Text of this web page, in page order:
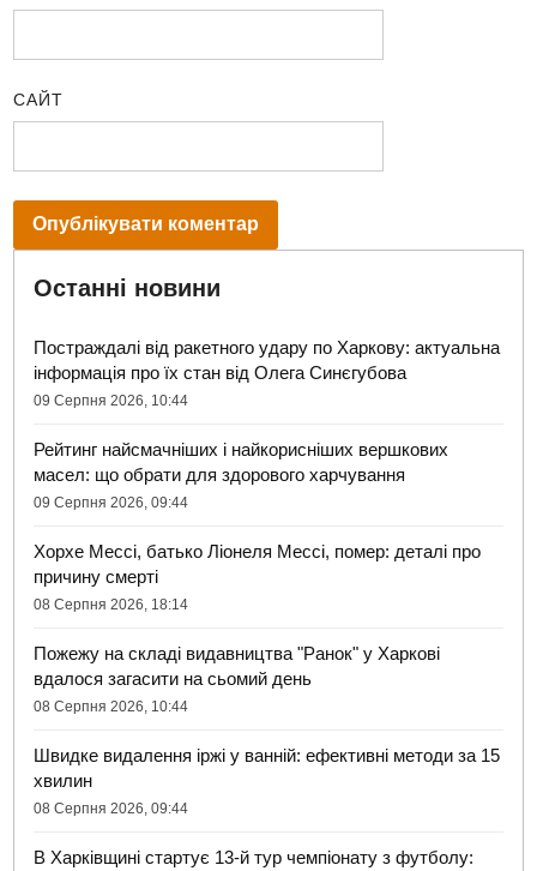
САЙТ
Останні новини
Постраждалі від ракетного удару по Харкову: актуальна
інформація про їх стан від Олега Синєгубова
09 Серпня 2026, 10:44
Рейтинг найсмачніших і найкорисніших вершкових
масел: що обрати для здорового харчування
09 Серпня 2026, 09:44
Хорхе Мессі, батько Ліонеля Мессі, помер: деталі про
причину смерті
08 Серпня 2026, 18:14
Пожежу на складі видавництва "Ранок" у Харкові
вдалося загасити на сьомий день
08 Серпня 2026, 10:44
Швидке видалення іржі у ванній: ефективні методи за 15
хвилин
08 Серпня 2026, 09:44
В Харківщині стартує 13-й тур чемпіонату з футболу: